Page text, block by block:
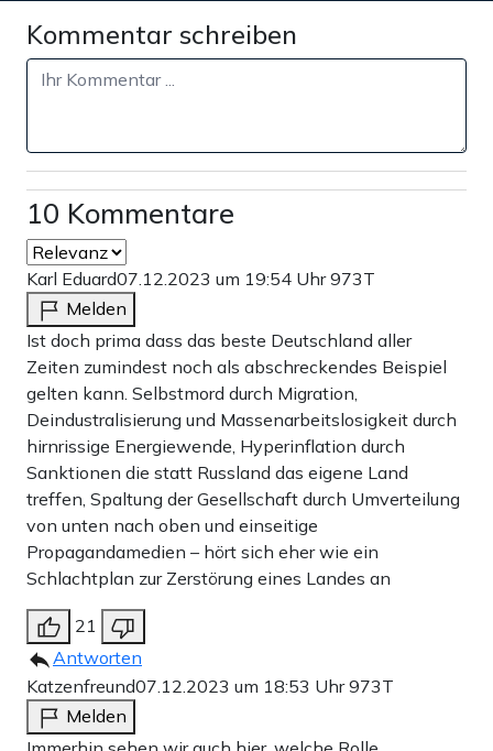
DeSantis Regierungserfolge sind
seine Trumpfkarte
Politik – wohl mit nichts anderem so einen Namen
gemacht hat, wie dem Kampf gegen woke Ideologie,
schoss auch hier gegen Haley. Konkret ging es um ein
kürzliches Interview, wo Haley bei einer Frage zu
Geschlechtsumwandlungen von 12-Jährigen antwortete:
„Das Gesetz sollte sich raushalten“ – nur um dann später
zu sagen, „dauerhafte“ Geschlechtsänderungen dürfe es
erst ab 18 geben.
Dafür und um ihre unklare Haltung zu um „Bathroom
Laws“ (zu dt. etwa „Toiletten-Gesetze“), die
vorschreiben, dass biologische Männer, auch wenn sie
sich anders identifizieren, keinen Zutritt zu Frauentoiletten
Landespolitikerin in South Carolina zu tun hatte, bekam
sie Feuer von DeSantis.
Den wiederum attackierte sie dann für seine vermeintlich
Kommentar schreiben
10 Kommentare
Karl Eduard07.12.2023 um 19:54 Uhr973T
Melden
Ist doch prima dass das beste Deutschland aller
Zeiten zumindest noch als abschreckendes Beispiel
gelten kann. Selbstmord durch Migration,
Deindustralisierung und Massenarbeitslosigkeit durch
hirnrissige Energiewende, Hyperinflation durch
Sanktionen die statt Russland das eigene Land
treffen, Spaltung der Gesellschaft durch Umverteilung
von unten nach oben und einseitige
Propagandamedien – hört sich eher wie ein
Schlachtplan zur Zerstörung eines Landes an
21
Antworten
Katzenfreund07.12.2023 um 18:53 Uhr973T
Melden